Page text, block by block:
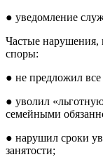
● уведомление
Частые нарушения,
споры:
● не предложил
● уволил
семейными
● нарушил сроки
занятости;